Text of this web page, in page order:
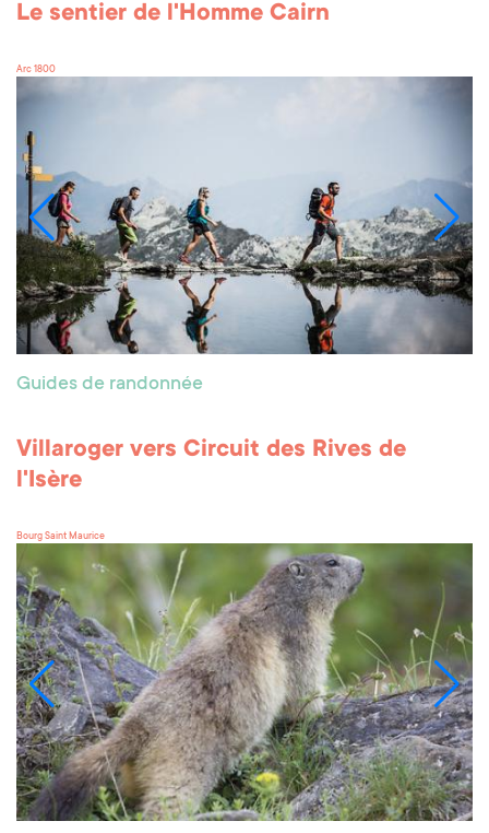
Le sentier de l'Homme Cairn
Arc 1800
Guides de randonnée
Villaroger vers Circuit des Rives de
l'Isère
Bourg Saint Maurice